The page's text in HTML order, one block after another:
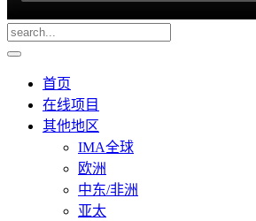
首页
在线项目
其他地区
IMA全球
欧洲
中东/非洲
亚太